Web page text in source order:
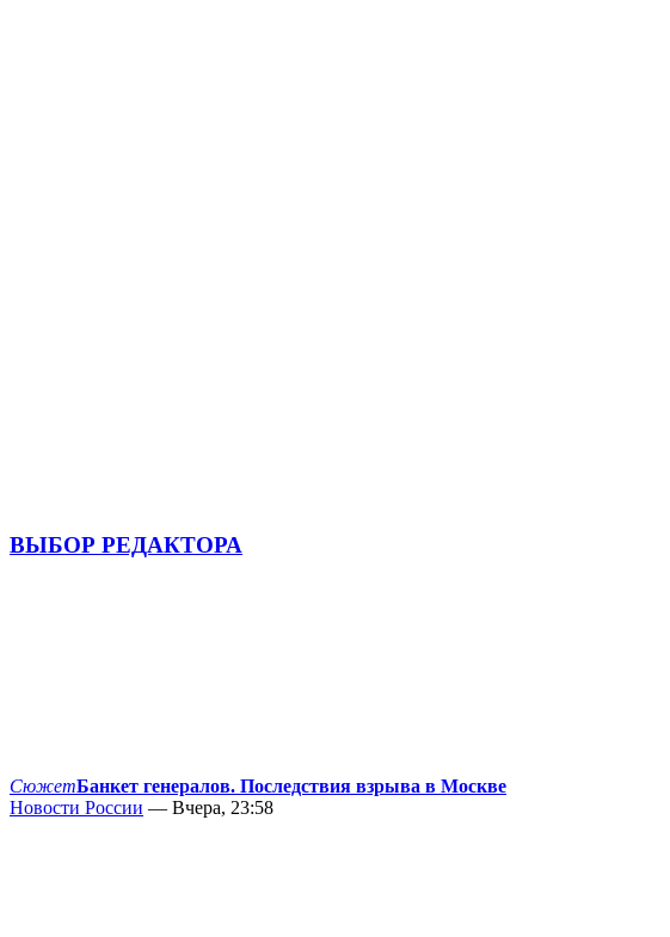
ВЫБОР РЕДАКТОРА
СюжетБанкет генералов. Последствия взрыва в Москве
Новости России — Вчера, 23:58